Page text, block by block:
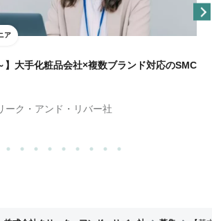
ア
】大手化粧品会社×複数ブランド対応のSMC
ーク・アンド・リバー社